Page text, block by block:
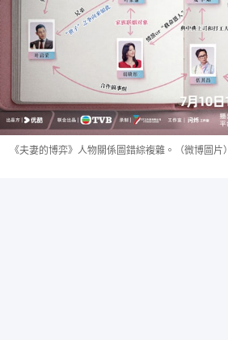
《夫妻的博弈》人物關係圖錯綜複雜。（微博圖片）